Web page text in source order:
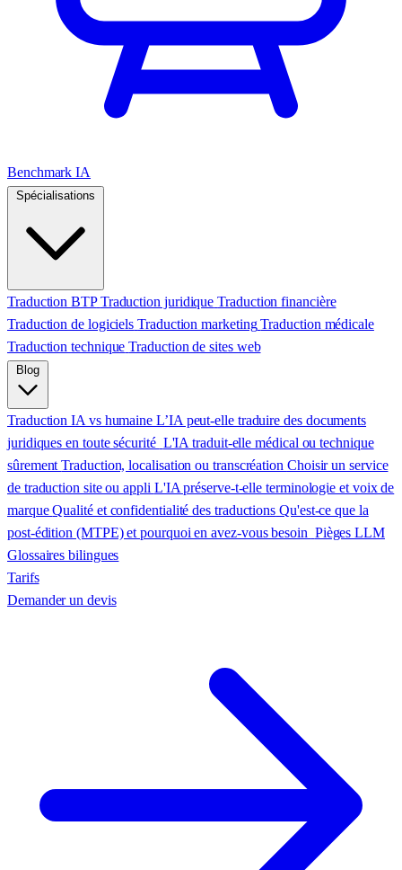
Benchmark IA
Traduction BTP Traduction juridique Traduction financière
Traduction de logiciels Traduction marketing Traduction médicale
Traduction technique Traduction de sites web
Traduction IA vs humaine L’IA peut-elle traduire des documents
juridiques en toute sécurité L'IA traduit-elle médical ou technique
sûrementTraduction, localisation ou transcréation Choisir un service
de traduction site ou appli L'IA préserve-t-elle terminologie et voix de
marqueQualité et confidentialité des traductions Qu'est-ce que la
post-édition (MTPE) et pourquoi en avez-vous besoin Pièges LLM
Glossaires bilingues
Tarifs
Demander un devis